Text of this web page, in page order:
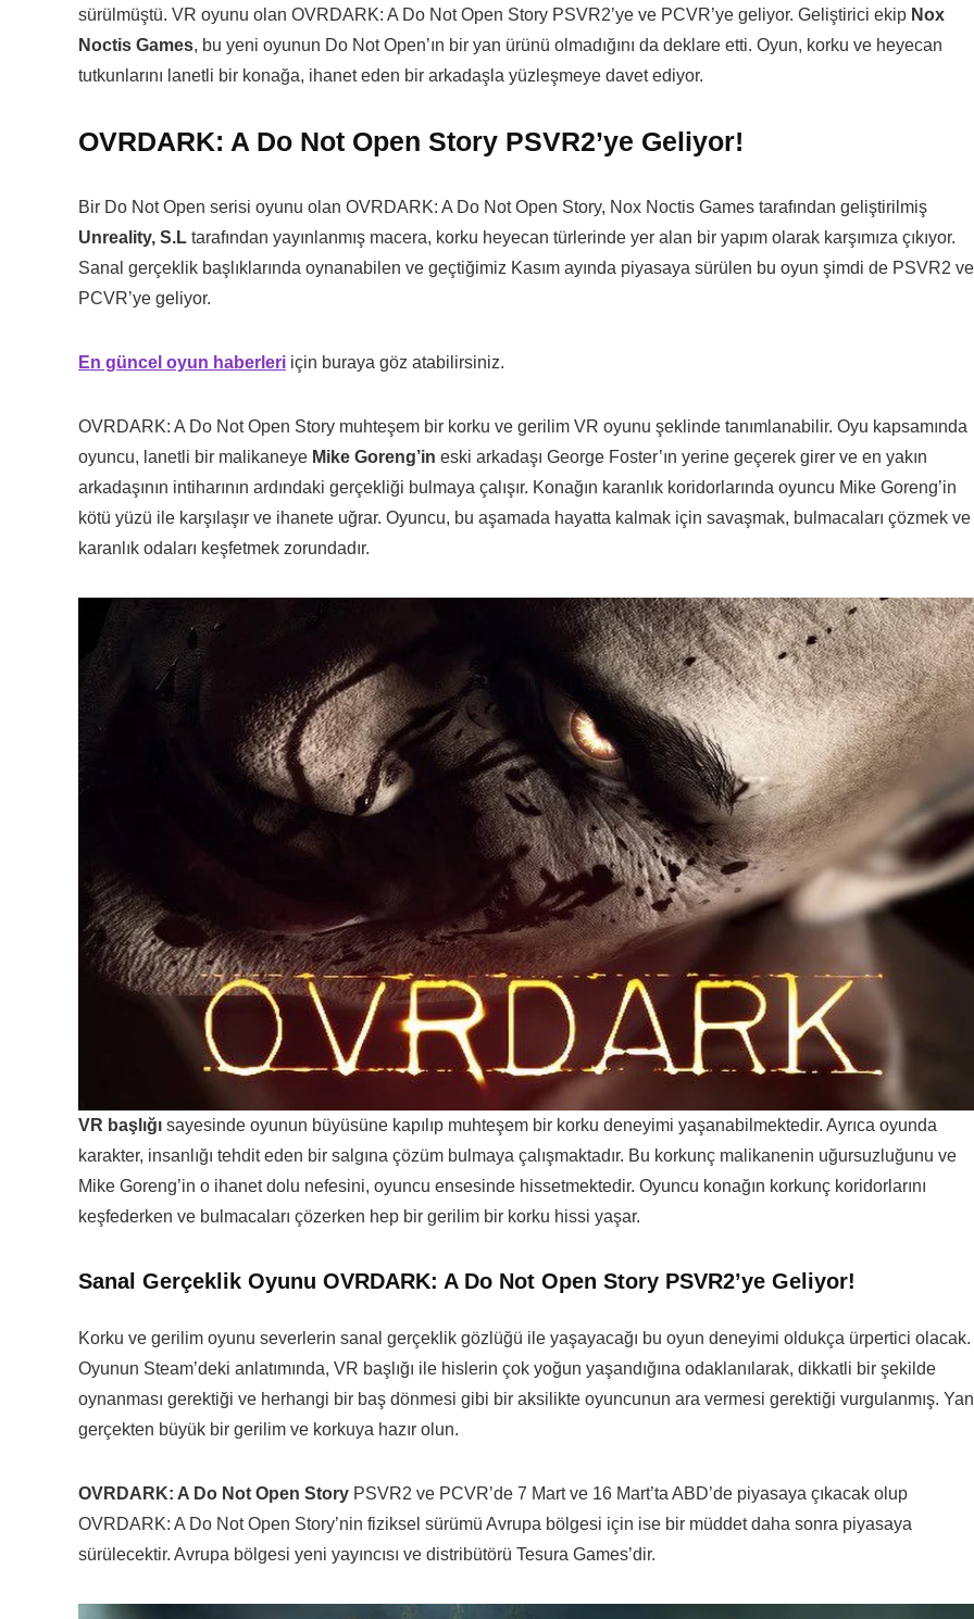
sürülmüştü. VR oyunu olan OVRDARK: A Do Not Open Story PSVR2’ye ve PCVR’ye geliyor. Geliştirici ekip Nox
Noctis Games, bu yeni oyunun Do Not Open’ın bir yan ürünü olmadığını da deklare etti. Oyun, korku ve heyecan
tutkunlarını lanetli bir konağa, ihanet eden bir arkadaşla yüzleşmeye davet ediyor.
OVRDARK: A Do Not Open Story PSVR2’ye Geliyor!
Bir Do Not Open serisi oyunu olan OVRDARK: A Do Not Open Story, Nox Noctis Games tarafından geliştirilmiş
Unreality, S.L tarafından yayınlanmış macera, korku heyecan türlerinde yer alan bir yapım olarak karşımıza çıkıyor.
Sanal gerçeklik başlıklarında oynanabilen ve geçtiğimiz Kasım ayında piyasaya sürülen bu oyun şimdi de PSVR2 ve
PCVR’ye geliyor.
En güncel oyun haberleri için buraya göz atabilirsiniz.
OVRDARK: A Do Not Open Story muhteşem bir korku ve gerilim VR oyunu şeklinde tanımlanabilir. Oyu kapsamında
oyuncu, lanetli bir malikaneye Mike Goreng’in eski arkadaşı George Foster’ın yerine geçerek girer ve en yakın
arkadaşının intiharının ardındaki gerçekliği bulmaya çalışır. Konağın karanlık koridorlarında oyuncu Mike Goreng’in
kötü yüzü ile karşılaşır ve ihanete uğrar. Oyuncu, bu aşamada hayatta kalmak için savaşmak, bulmacaları çözmek ve
karanlık odaları keşfetmek zorundadır.
VR başlığı sayesinde oyunun büyüsüne kapılıp muhteşem bir korku deneyimi yaşanabilmektedir. Ayrıca oyunda
karakter, insanlığı tehdit eden bir salgına çözüm bulmaya çalışmaktadır. Bu korkunç malikanenin uğursuzluğunu ve
Mike Goreng’in o ihanet dolu nefesini, oyuncu ensesinde hissetmektedir. Oyuncu konağın korkunç koridorlarını
keşfederken ve bulmacaları çözerken hep bir gerilim bir korku hissi yaşar.
Sanal Gerçeklik Oyunu OVRDARK: A Do Not Open Story PSVR2’ye Geliyor!
Korku ve gerilim oyunu severlerin sanal gerçeklik gözlüğü ile yaşayacağı bu oyun deneyimi oldukça ürpertici olacak.
Oyunun Steam’deki anlatımında, VR başlığı ile hislerin çok yoğun yaşandığına odaklanılarak, dikkatli bir şekilde
oynanması gerektiği ve herhangi bir baş dönmesi gibi bir aksilikte oyuncunun ara vermesi gerektiği vurgulanmış.
gerçekten büyük bir gerilim ve korkuya hazır olun.
OVRDARK: A Do Not Open Story PSVR2 ve PCVR’de 7 Mart ve 16 Mart’ta ABD’de piyasaya çıkacak olup
OVRDARK: A Do Not Open Story’nin fiziksel sürümü Avrupa bölgesi için ise bir müddet daha sonra piyasaya
sürülecektir. Avrupa bölgesi yeni yayıncısı ve distribütörü Tesura Games’dir.